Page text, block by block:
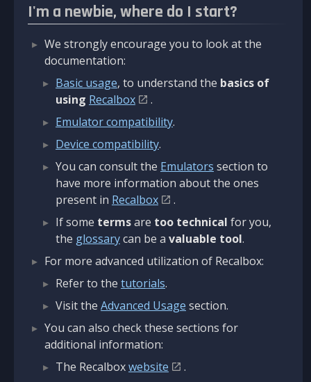
I'm a newbie, where do I start?
We strongly encourage you to look at the
documentation:
Basic usage, to understand the basics of
using Recalbox
.
Emulator compatibility.
Device compatibility.
You can consult the Emulators section to
have more information about the ones
present in Recalbox
.
If some termsare too technical for you,
the glossarycan be a valuable tool.
For more advanced utilization of Recalbox:
Refer to the tutorials.
Visit the Advanced Usage section.
You can also check these sections for
additional information:
The Recalboxwebsite
.